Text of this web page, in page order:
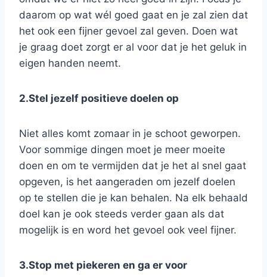
daarom op wat wél goed gaat en je zal zien dat
het ook een fijner gevoel zal geven. Doen wat
je graag doet zorgt er al voor dat je het geluk in
eigen handen neemt.
2.Stel jezelf positieve doelen op
Niet alles komt zomaar in je schoot geworpen.
Voor sommige dingen moet je meer moeite
doen en om te vermijden dat je het al snel gaat
opgeven, is het aangeraden om jezelf doelen
op te stellen die je kan behalen. Na elk behaald
doel kan je ook steeds verder gaan als dat
mogelijk is en word het gevoel ook veel fijner.
3.Stop met piekeren en ga er voor